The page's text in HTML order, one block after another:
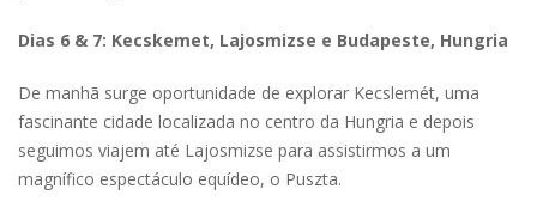
Dias 6 & 7: Kecskemet, Lajosmizse e Budapeste, Hungria
De manhã surge oportunidade de explorar Kecslemét, uma
fascinante cidade localizada no centro da Hungria e depois
seguimos viajem até Lajosmizse para assistirmos a um
magnífico espectáculo equídeo, o Puszta.